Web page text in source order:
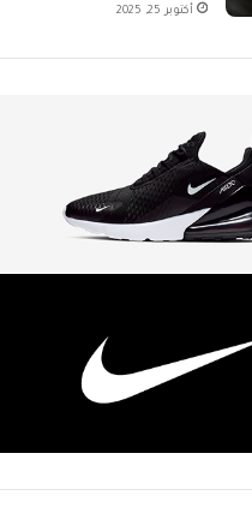
أكتوبر 25, 2025